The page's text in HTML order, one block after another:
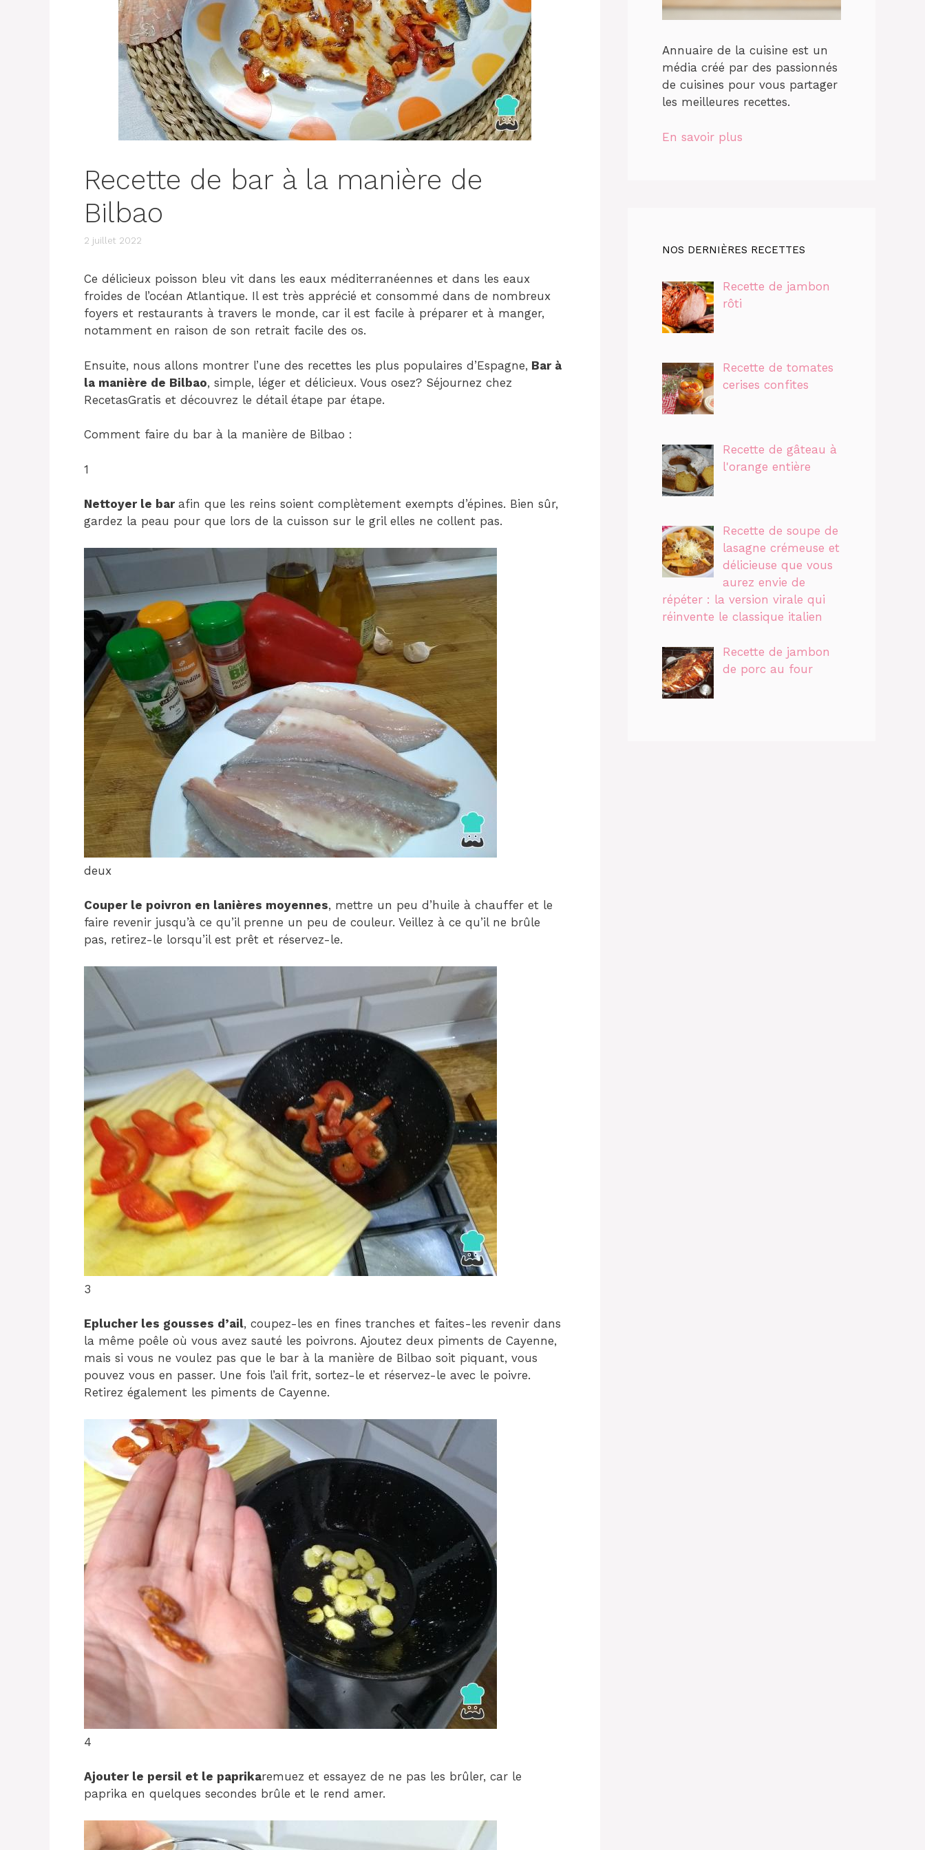
Recette de bar à la manière de
Bilbao
2 juillet 2022
Ce délicieux poisson bleu vit dans les eaux méditerranéennes et dans les eaux
froides de l’océan Atlantique. Il est très apprécié et consommé dans de nombreux
foyers et restaurants à travers le monde, car il est facile à préparer et à manger,
notamment en raison de son retrait facile des os.
Ensuite, nous allons montrer l’une des recettes les plus populaires d’Espagne, Bar à
la manière de Bilbao, simple, léger et délicieux. Vous osez? Séjournez chez
RecetasGratis et découvrez le détail étape par étape.
Comment faire du bar à la manière de Bilbao :
1
Nettoyer le bar afin que les reins soient complètement exempts d’épines. Bien sûr,
gardez la peau pour que lors de la cuisson sur le gril elles ne collent pas.
deux
Couper le poivron en lanières moyennes, mettre un peu d’huile à chauffer et le
faire revenir jusqu’à ce qu’il prenne un peu de couleur. Veillez à ce qu’il ne brûle
pas, retirez-le lorsqu’il est prêt et réservez-le.
3
Eplucher les gousses d’ail, coupez-les en fines tranches et faites-les revenir dans
la même poêle où vous avez sauté les poivrons. Ajoutez deux piments de Cayenne,
mais si vous ne voulez pas que le bar à la manière de Bilbao soit piquant, vous
pouvez vous en passer. Une fois l’ail frit, sortez-le et réservez-le avec le poivre.
Retirez également les piments de Cayenne.
4
Ajouter le persil et le paprikaremuez et essayez de ne pas les brûler, car le
paprika en quelques secondes brûle et le rend amer.
Annuaire de la cuisine est un
média créé par des passionnés
de cuisines pour vous partager
les meilleures recettes.
En savoir plus
NOS DERNIÈRES RECETTES
Recette de jambon
rôti
Recette de tomates
cerises confites
Recette de gâteau à
l'orange entière
Recette de soupe de
lasagne crémeuse et
délicieuse que vous
aurez envie de
répéter : la version virale qui
réinvente le classique italien
Recette de jambon
de porc au four